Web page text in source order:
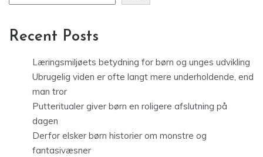
Recent Posts
Læringsmiljøets betydning for børn og unges udvikling
Ubrugelig viden er ofte langt mere underholdende, end
man tror
Putteritualer giver børn en roligere afslutning på
dagen
Derfor elsker børn historier om monstre og
fantasivæsner